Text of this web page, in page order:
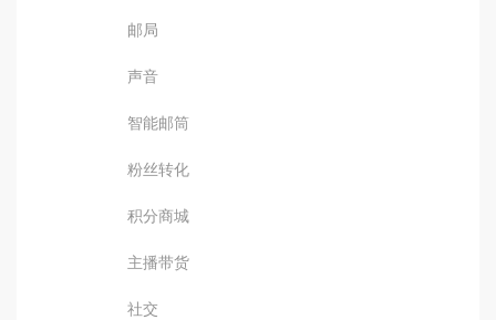
邮局
声音
智能邮筒
粉丝转化
积分商城
主播带货
社交